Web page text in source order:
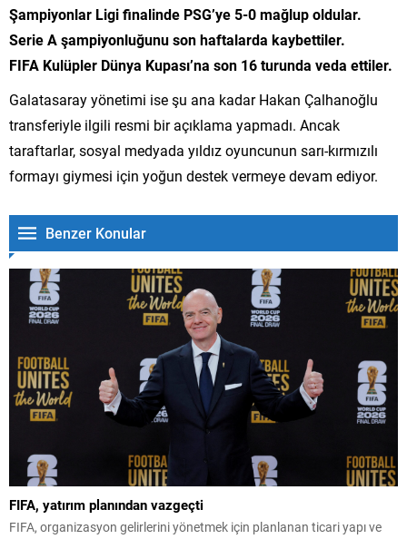
Şampiyonlar Ligi finalinde PSG’ye 5-0 mağlup oldular.
Serie A şampiyonluğunu son haftalarda kaybettiler.
FIFA Kulüpler Dünya Kupası’na son 16 turunda veda ettiler.
Galatasaray yönetimi ise şu ana kadar Hakan Çalhanoğlu
transferiyle ilgili resmi bir açıklama yapmadı. Ancak
taraftarlar, sosyal medyada yıldız oyuncunun sarı-kırmızılı
formayı giymesi için yoğun destek vermeye devam ediyor.
Benzer Konular
FIFA, yatırım planından vazgeçti
FIFA, organizasyon gelirlerini yönetmek için planlanan ticari yapı ve